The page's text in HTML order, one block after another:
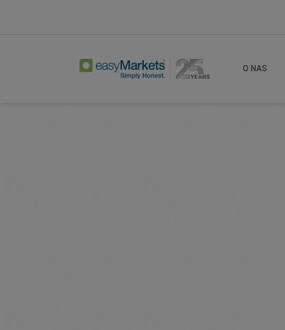
O NAS